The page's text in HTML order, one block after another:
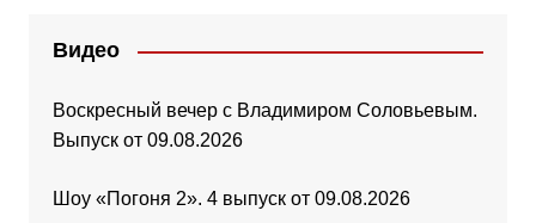
Видео
Воскресный вечер с Владимиром Соловьевым.
Выпуск от 09.08.2026
Шоу «Погоня 2». 4 выпуск от 09.08.2026